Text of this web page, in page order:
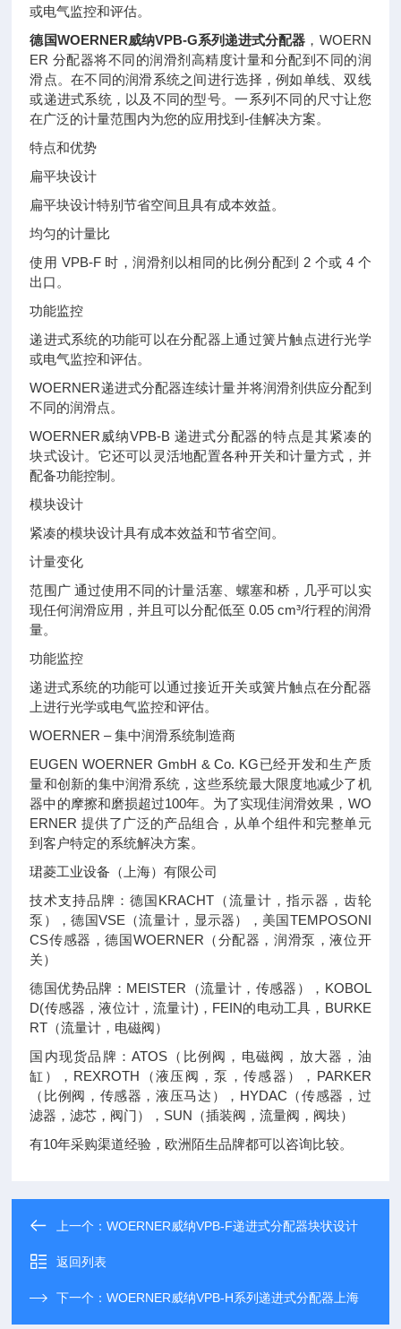
或电气监控和评估。
德国WOERNER威纳VPB-G系列递进式分配器 ，WOERN
ER 分配器将不同的润滑剂高精度计量和分配到不同的润
滑点。在不同的润滑系统之间进行选择，例如单线、双线
或递进式系统，以及不同的型号。一系列不同的尺寸让您
在广泛的计量范围内为您的应用找到-佳解决方案。
特点和优势
扁平块设计
扁平块设计特别节省空间且具有成本效益。
均匀的计量比
使用 VPB-F 时，润滑剂以相同的比例分配到 2 个或 4 个
出口。
功能监控
递进式系统的功能可以在分配器上通过簧片触点进行光学
或电气监控和评估。
WOERNER递进式分配器连续计量并将润滑剂供应分配到
不同的润滑点。
WOERNER威纳VPB-B 递进式分配器的特点是其紧凑的
块式设计。它还可以灵活地配置各种开关和计量方式，并
配备功能控制。
模块设计
紧凑的模块设计具有成本效益和节省空间。
计量变化
范围广 通过使用不同的计量活塞、螺塞和桥，几乎可以实
现任何润滑应用，并且可以分配低至 0.05 cm³/行程的润滑
量。
功能监控
递进式系统的功能可以通过接近开关或簧片触点在分配器
上进行光学或电气监控和评估。
WOERNER – 集中润滑系统制造商
EUGEN WOERNER GmbH & Co. KG已经开发和生产质
量和创新的集中润滑系统，这些系统最大限度地减少了机
器中的摩擦和磨损超过100年。为了实现佳润滑效果，WO
ERNER 提供了广泛的产品组合，从单个组件和完整单元
到客户特定的系统解决方案。
珺菱工业设备（上海）有限公司
技术支持品牌：德国KRACHT（流量计，指示器，齿轮
泵），德国VSE（流量计，显示器），美国TEMPOSONI
CS传感器，德国WOERNER（分配器，润滑泵，液位开
关）
德国优势品牌：MEISTER（流量计，传感器），KOBOL
D(传感器，液位计，流量计)，FEIN的电动工具，BURKE
RT（流量计，电磁阀）
国内现货品牌：ATOS（比例阀，电磁阀，放大器，油
缸），REXROTH（液压阀，泵，传感器），PARKER
（比例阀，传感器，液压马达），HYDAC（传感器，过
滤器，滤芯，阀门），SUN（插装阀，流量阀，阀块）
有10年采购渠道经验，欧洲陌生品牌都可以咨询比较。
上一个：WOERNER威纳VPB-F递进式分配器块状设计
返回列表
下一个：WOERNER威纳VPB-H系列递进式分配器上海